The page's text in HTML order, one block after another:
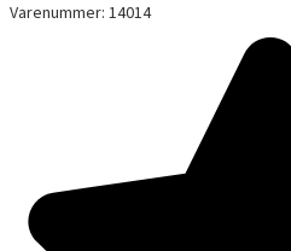
Varenummer: 14014